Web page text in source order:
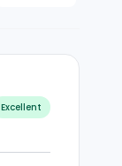
Excellent